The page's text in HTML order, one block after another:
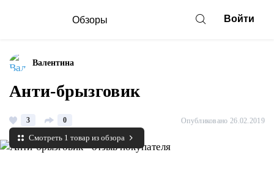
Обзоры Войти
Валентина
Анти-брызговик
3 0 Опубликовано 26.02.2019
Смотреть 1 товар из обзора